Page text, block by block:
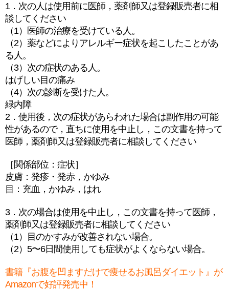
1．次の人は使用前に医師，薬剤師又は登録販売者に相
談してください
（1）医師の治療を受けている人。
（2）薬などによりアレルギー症状を起こしたことがあ
る人。
（3）次の症状のある人。
はげしい目の痛み
（4）次の診断を受けた人。
緑内障
2．使用後，次の症状があらわれた場合は副作用の可能
性があるので，直ちに使用を中止し，この文書を持って
医師，薬剤師又は登録販売者に相談してください
［関係部位：症状］
皮膚：発疹・発赤，かゆみ
目：充血，かゆみ，はれ
3．次の場合は使用を中止し，この文書を持って医師，
薬剤師又は登録販売者に相談してください
（1）目のかすみが改善されない場合。
（2）5〜6日間使用しても症状がよくならない場合。
書籍『お腹を凹ますだけで痩せるお風呂ダイエット』が
Amazonで好評発売中！